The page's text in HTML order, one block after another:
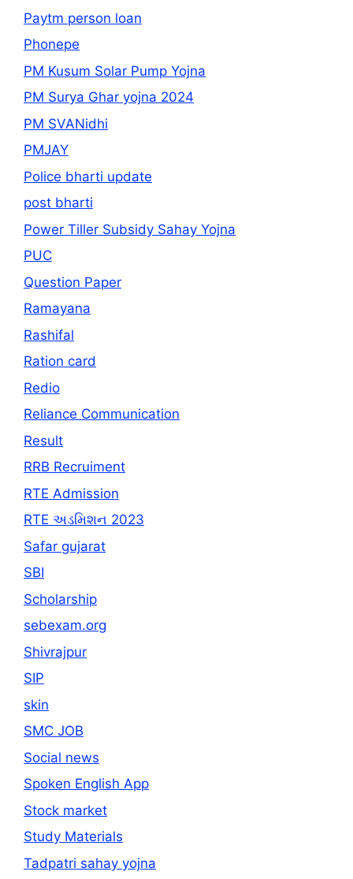
Paytm person loan
Phonepe
PM Kusum Solar Pump Yojna
PM Surya Ghar yojna 2024
PM SVANidhi
PMJAY
Police bharti update
post bharti
Power Tiller Subsidy Sahay Yojna
PUC
Question Paper
Ramayana
Rashifal
Ration card
Redio
Reliance Communication
Result
RRB Recruiment
RTE Admission
RTE અડમિશન 2023
Safar gujarat
SBI
Scholarship
sebexam.org
Shivrajpur
SIP
skin
SMC JOB
Social news
Spoken English App
Stock market
Study Materials
Tadpatri sahay yojna